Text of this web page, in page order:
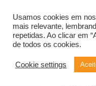
4
Usamos cookies em
mais relevante,
repetidas. Ao clicar em
de todos os cookies.
Cookie settings